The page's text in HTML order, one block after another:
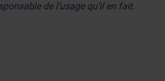
de l’usage qu’il en fait.